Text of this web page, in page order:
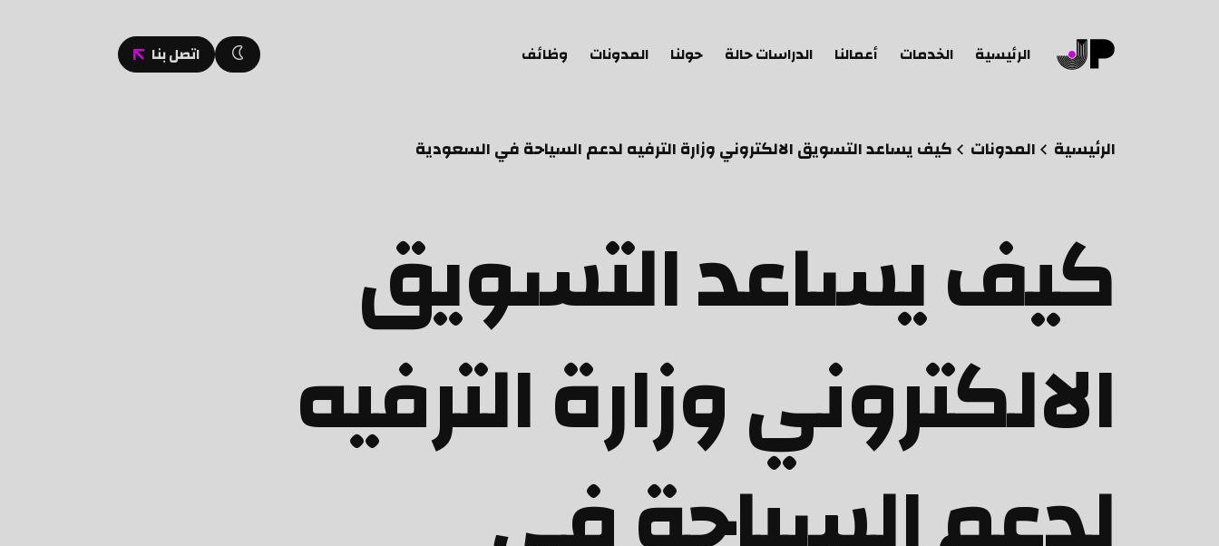
الرئيسية الخدمات أعمالنا الدراسات حالة حولنا المدونات وظائف اتصل بنا
الرئيسية المدونات كيف يساعد التسويق الالكتروني وزارة الترفيه لدعم السياحة في السعودية
كيف يساعد التسويق
الالكتروني وزارة الترفيه